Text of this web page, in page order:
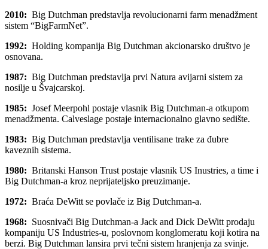
2010: Big Dutchman predstavlja revolucionarni farm menadžment
sistem “BigFarmNet”.
1992: Holding kompanija Big Dutchman akcionarsko društvo je
osnovana.
1987: Big Dutchman predstavlja prvi Natura avijarni sistem za
nosilje u Švajcarskoj.
1985: Josef Meerpohl postaje vlasnik Big Dutchman-a otkupom
menadžmenta. Calveslage postaje internacionalno glavno sedište.
1983: Big Dutchman predstavlja ventilisane trake za đubre
kaveznih sistema.
1980: Britanski Hanson Trust postaje vlasnik US Inustries, a time i
Big Dutchman-a kroz neprijateljsko preuzimanje.
1972: Braća DeWitt se povlače iz Big Dutchman-a.
1968: Suosnivači Big Dutchman-a Jack and Dick DeWitt prodaju
kompaniju US Industries-u, poslovnom konglomeratu koji kotira na
berzi. Big Dutchman lansira prvi tečni sistem hranjenja za svinje.